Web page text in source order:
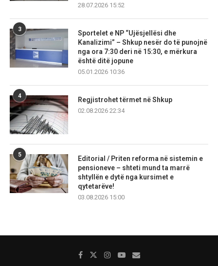
28.07.2026 15:52
3
Sportelet e NP “Ujësjellësi dhe
Kanalizimi” – Shkup nesër do të punojnë
nga ora 7:30 deri në 15:30, e mërkura
është ditë jopune
05.01.2026 10:36
4
Regjistrohet tërmet në Shkup
02.08.2026 22:34
5
Editorial / Priten reforma në sistemin e
pensioneve – shteti mund ta marrë
shtyllën e dytë nga kursimet e
qytetarëve!
03.08.2026 15:00